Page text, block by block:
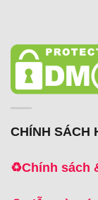
CHÍNH SÁCH
♻️Chính sách